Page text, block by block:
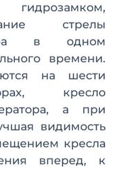
стрелы
в одном
времени.
на шести
кресло
а при
видимость
кресла
вперед, к